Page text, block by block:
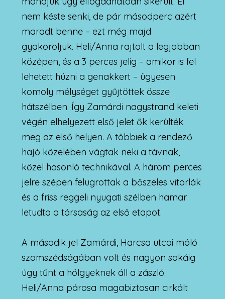
nem késte senki, de pár másodperc azért
maradt benne – ezt még majd
gyakoroljuk. Heli/Anna rajtolt a legjobban
középen, és a 3 perces jelig – amikor is fel
lehetett húzni a genakkert – ügyesen
komoly mélységet gyűjtöttek össze
hátszélben. Így Zamárdi nagystrand keleti
végén elhelyezett első jelet ők kerülték
meg az első helyen. A többiek a rendező
hajó közelében vágtak neki a távnak,
közel hasonló technikával. A három perces
jelre szépen felugrottak a bőszeles vitorlák
és a friss reggeli nyugati szélben hamar
letudta a társaság az első etapot.
A második jel Zamárdi, Harcsa utcai móló
szomszédságában volt és nagyon sokáig
úgy tűnt a hölgyeknek áll a zászló.
Heli/Anna párosa magabiztosan cirkált